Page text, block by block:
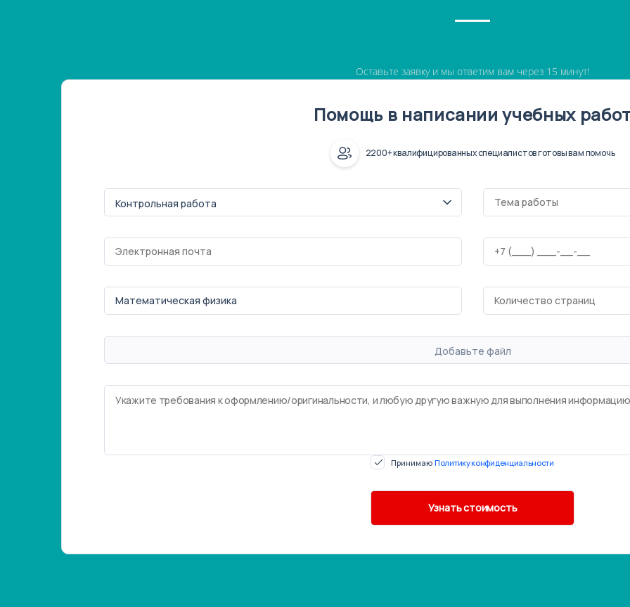
Оставьте заявку и мы ответим вам через 15 минут!
Помощь в написании учебных
2200+ квалифицированных специалистов готовы вам помочь
Добавьте файл
Принимаю Политику конфиденциальности